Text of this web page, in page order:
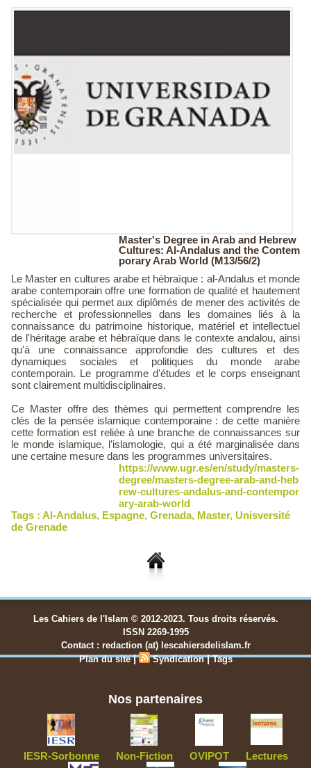
Master's Degree in Arab and Hebrew
Cultures: Al-Andalus and the Contem
porary Arab World (M13/56/2)
Le Master en cultures arabe et hébraïque : al-Andalus et monde
arabe contemporain offre une formation de qualité et hautement
spécialisée qui permet aux diplômés de mener des activités de
recherche et professionnelles dans les domaines liés à la
connaissance du patrimoine historique, matériel et intellectuel
de l'héritage arabe et hébraïque dans le contexte andalou, ainsi
qu'à une connaissance approfondie des cultures et des
dynamiques sociales et politiques du monde arabe
contemporain. Le programme d'études et le corps enseignant
sont clairement multidisciplinaires.
Ce Master offre des thèmes qui permettent comprendre les
clés de la pensée islamique contemporaine : de cette manière
cette formation est reliée à une branche de connaissances sur
le monde islamique, l’islamologie, qui a été marginalisée dans
une certaine mesure dans les programmes universitaires.
https://www.ugr.es/en/study/masters-
degree/masters-degree-arab-and-heb
rew-cultures-andalus-and-contempor
ary-arab-world
Tags : Al-Andalus, Espagne, Grenada, Master, Unisversité
de Grenade
Les Cahiers de l'Islam © 2012-2023. Tous droits réservés.
ISSN 2269-1995
Contact : redaction (at) lescahiersdelislam.fr
Plan du site | Syndication |Tags
Nos partenaires
IESR-Sorbonne Non-Fiction OVIPOT Lectures